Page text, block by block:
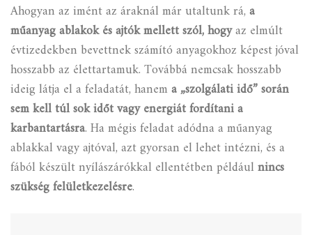
Ahogyan az imént az áraknál már utaltunk rá,a
műanyag ablakok és ajtók mellett szól, hogyaz elmúlt
évtizedekben bevettnek számító anyagokhoz képest jóval
hosszabb az élettartamuk. Továbbá nemcsak hosszabb
ideig látja el a feladatát, hanema „szolgálati idő” során
sem kell túl sok időt vagy energiát fordítani a
karbantartásra. Ha mégis feladat adódna a műanyag
ablakkal vagy ajtóval, azt gyorsan el lehet intézni, és a
fából készült nyílászárókkal ellentétben példáulnincs
szükség felületkezelésre.